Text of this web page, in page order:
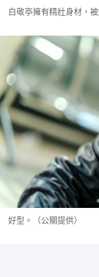
白敬亭擁有精壯身材，
好型。（公關提供）